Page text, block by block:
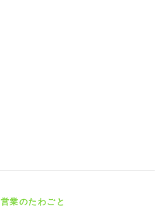
営業のたわごと